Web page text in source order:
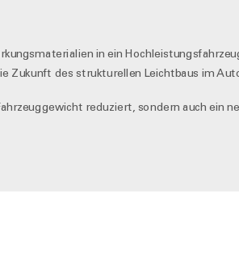
in ein
Zukunft des strukturellen Leichtbaus im
reduziert, sondern auch ein